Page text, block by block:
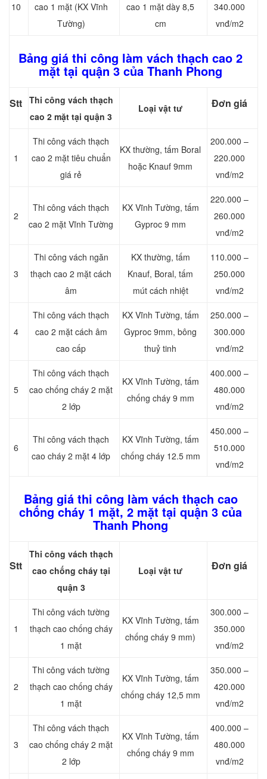
10
cao 1 mặt (KX Vĩnh
Tường)
cao 1 mặt dày 8,5
cm
340.000
vnđ/m2
Bảng giá thi công làm vách thạch cao 2
mặt tại quận 3 của Thanh Phong
Stt Thi công vách thạch
cao 2 mặt tại quận 3
Loại vật tư Đơn giá
1
Thi công vách thạch
cao 2 mặt tiêu chuẩn
giá rẻ
KX thường, tấm Boral
hoặc Knauf 9mm
200.000 –
220.000
vnđ/m2
2
Thi công vách thạch
cao 2 mặt Vĩnh Tường
KX Vĩnh Tường, tấm
Gyproc 9 mm
220.000 –
260.000
vnđ/m2
3
Thi công vách ngăn
thạch cao 2 mặt cách
âm
KX thường, tấm
Knauf, Boral, tấm
mút cách nhiệt
110.000 –
250.000
vnđ/m2
4
Thi công vách thạch
cao 2 mặt cách âm
cao cấp
KX Vĩnh Tường, tấm
Gyproc 9mm, bông
thuỷ tinh
250.000 –
300.000
vnđ/m2
5
Thi công vách thạch
cao chống cháy 2 mặt
2 lớp
KX Vĩnh Tường, tấm
chống cháy 9 mm
400.000 –
480.000
vnđ/m2
6
Thi công vách thạch
cao cháy 2 mặt 4 lớp
KX Vĩnh Tường, tấm
chống cháy 12.5 mm
450.000 –
510.000
vnđ/m2
Bảng giá thi công làm vách thạch cao
chống cháy 1 mặt, 2 mặt tại quận 3 của
Thanh Phong
Stt
Thi công vách thạch
cao chống cháy tại
quận 3
Loại vật tư Đơn giá
1
Thi công vách tường
thạch cao chống cháy
1 mặt
KX Vĩnh Tường, tấm
chống cháy 9 mm)
300.000 –
350.000
vnđ/m2
2
Thi công vách tường
thạch cao chống cháy
1 mặt
KX Vĩnh Tường, tấm
chống cháy 12,5 mm
350.000 –
420.000
vnđ/m2
3
Thi công vách thạch
cao chống cháy 2 mặt
2 lớp
KX Vĩnh Tường, tấm
chống cháy 9 mm
400.000 –
480.000
vnđ/m2